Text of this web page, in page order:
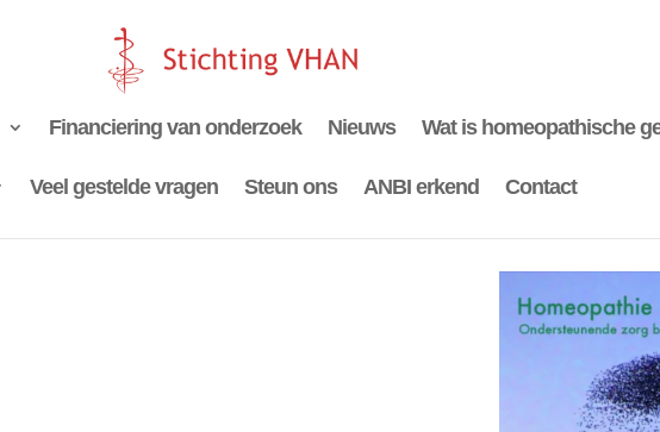
Financiering van onderzoek Nieuws Wat is homeopathische
Veel gestelde vragen Steun ons ANBI erkend Contact